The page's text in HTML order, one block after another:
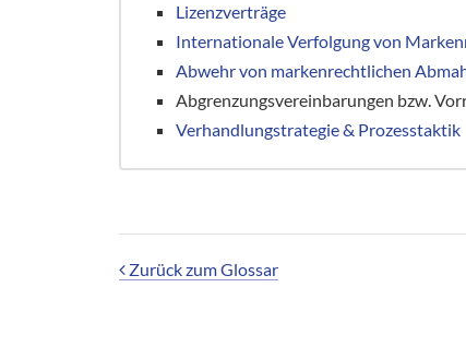
Lizenzverträge
Internationale Verfolgung von
Abwehr von markenrechtlichen
Abgrenzungsvereinbarungen bzw.
Verhandlungstrategie & Prozesstaktik
Zurück zum Glossar